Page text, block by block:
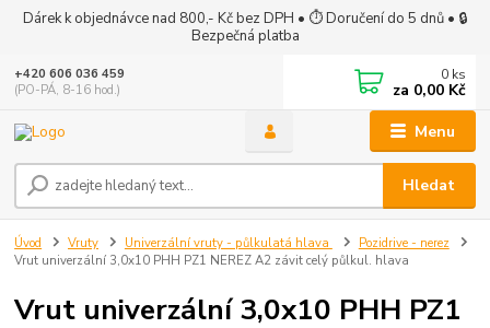
Dárek k objednávce nad 800,- Kč bez DPH • ⏱ Doručení do 5 dnů • 🔒
Bezpečná platba
Menu
Hledat
+420 606 036 459
(PO-PÁ, 8-16 hod.)
0 ks
za 0,00 Kč
Úvod Vruty Univerzální vruty - půlkulatá hlava
Pozidrive - nerez
Vrut univerzální 3,0x10 PHH PZ1 NEREZ A2 závit celý půlkul. hlava
Vrut univerzální 3,0x10 PHH PZ1